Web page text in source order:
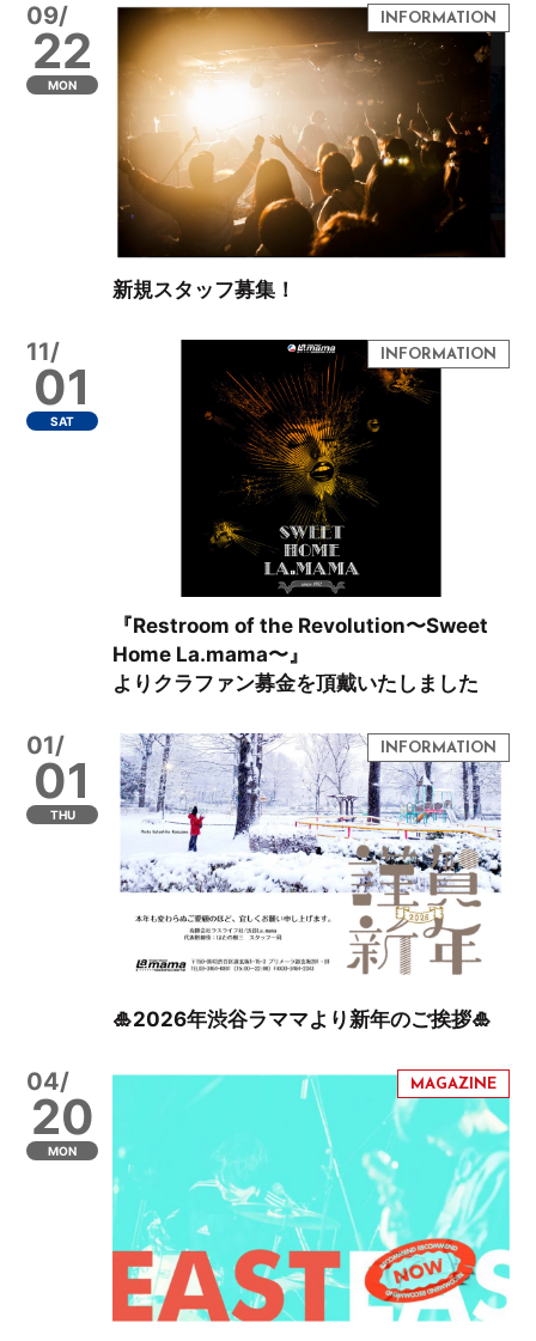
09/
22
MON
新規スタッフ募集！
11/
01
SAT
『Restroom of the Revolution〜Sweet
Home La.mama〜』
よりクラファン募金を頂戴いたしました
01/
01
THU
🎍2026年渋谷ラママより新年のご挨拶🎍
04/
20
MON